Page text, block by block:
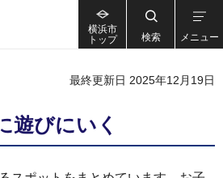
横浜市
トップ
検索 メニュー
最終更新日 2025年12月19日
遊びにいく